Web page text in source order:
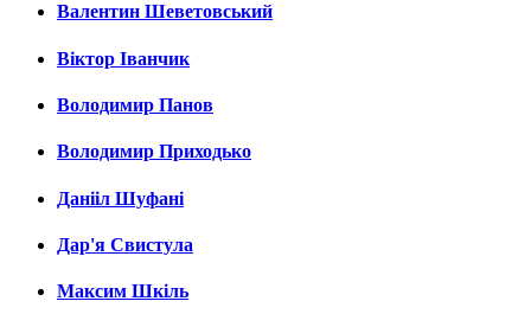
Валентин Шеветовський
Віктор Іванчик
Володимир Панов
Володимир Приходько
Данііл Шуфані
Дар'я Свистула
Максим Шкіль